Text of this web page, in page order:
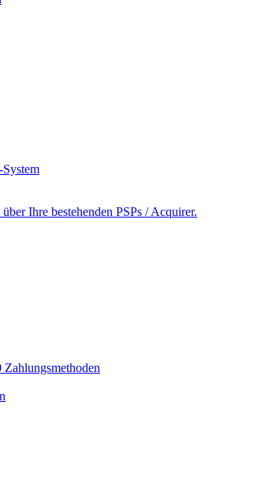
Ihre bestehenden PSPs / Acquirer.